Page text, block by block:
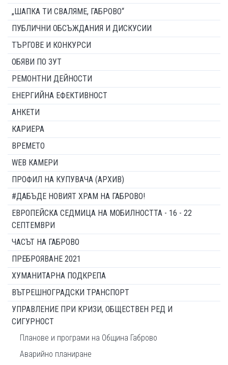
„ШАПКА ТИ СВАЛЯМЕ, ГАБРОВО“
ПУБЛИЧНИ ОБСЪЖДАНИЯ И ДИСКУСИИ
ТЪРГОВЕ И КОНКУРСИ
ОБЯВИ ПО ЗУТ
РЕМОНТНИ ДЕЙНОСТИ
ЕНЕРГИЙНА ЕФЕКТИВНОСТ
АНКЕТИ
КАРИЕРА
ВРЕМЕТО
WEB КАМЕРИ
ПРОФИЛ НА КУПУВАЧА (АРХИВ)
#ДАБЪДЕ НОВИЯТ ХРАМ НА ГАБРОВО!
ЕВРОПЕЙСКА СЕДМИЦА НА МОБИЛНОСТТА - 16 - 22
СЕПТЕМВРИ
ЧАСЪТ НА ГАБРОВО
ПРЕБРОЯВАНЕ 2021
ХУМАНИТАРНА ПОДКРЕПА
ВЪТРЕШНОГРАДСКИ ТРАНСПОРТ
УПРАВЛЕНИЕ ПРИ КРИЗИ, ОБЩЕСТВЕН РЕД И
СИГУРНОСТ
Планове и програми на Община Габрово
Аварийно планиране